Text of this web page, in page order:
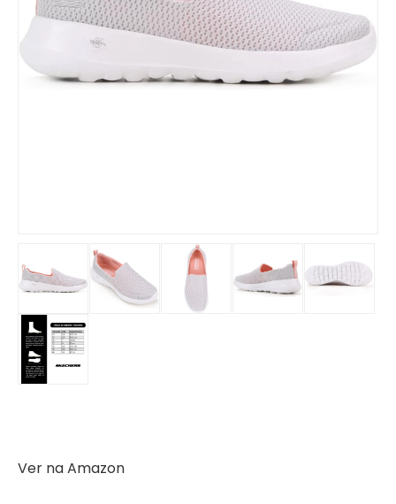
Ver na Amazon